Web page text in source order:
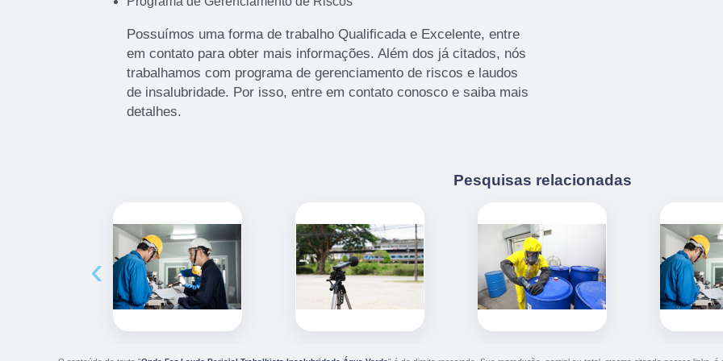
Possuímos uma forma de trabalho Qualificada e Excelente, entre
em contato para obter mais informações. Além dos já citados, nós
trabalhamos com programa de gerenciamento de riscos e laudos
de insalubridade. Por isso, entre em contato conosco e saiba mais
detalhes.
Pesquisas relacionadas
‹